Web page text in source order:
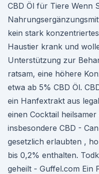
CBD Öl für Tiere Wenn
kein stark
Haustier krank und
Unterstützung zur
ratsam, eine höhere
etwa ab 5% CBD Öl.
ein Hanfextrakt aus
einen Cocktail
insbesondere CBD -
gesetzlich erlaubten ,
bis 0,2% enthalten.
geheilt - Guffel.com Ein